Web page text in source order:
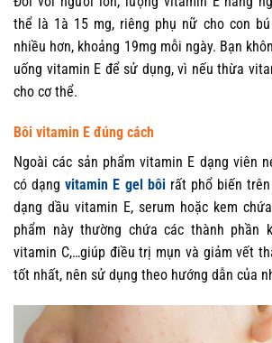
thể là 1à 15 mg, riêng phụ nữ cho con
nhiều hơn, khoảng 19mg mỗi ngày. Bạn
uống vitamin E để sử dụng, vì nếu thừa
cho cơ thể.
Bôi vitamin E đúng cách
Ngoài các sản phẩm vitamin E dạng viên
có dạngvitamin E gel bôirất phổ biến
dạng dầu vitamin E, serum hoặc kem
phẩm này thường chứa các thành phần
vitamin C,…giúp điều trị mụn và giảm vết
tốt nhất, nên sử dụng theo hướng dẫn của